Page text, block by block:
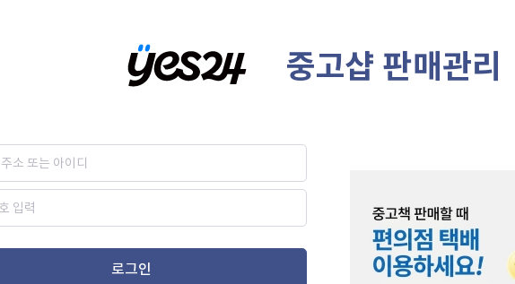
중고샵 판매관리
로그인